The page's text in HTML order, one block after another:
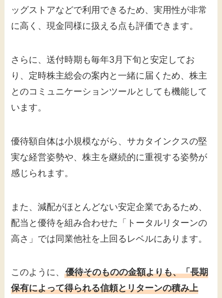
ッグストアなどで利用できるため、実用性が非常
に高く、現金同様に扱える点も評価できます。
さらに、送付時期も毎年3月下旬と安定してお
り、定時株主総会の案内と一緒に届くため、株主
とのコミュニケーションツールとしても機能して
います。
優待額自体は小規模ながら、サカタインクスの堅
実な経営姿勢や、株主を継続的に重視する姿勢が
感じられます。
また、減配がほとんどない安定企業であるため、
配当と優待を組み合わせた「トータルリターンの
高さ」では同業他社を上回るレベルにあります。
このように、優待そのものの金額よりも、「長期
保有によって得られる信頼とリターンの積み上